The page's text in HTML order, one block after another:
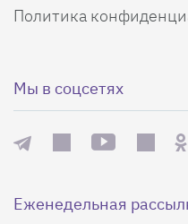
Политика
Мы в соцсетях
Еженедельная